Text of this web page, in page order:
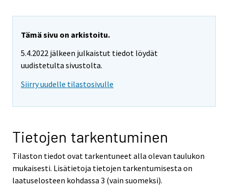
Tämä sivu on arkistoitu.
5.4.2022 jälkeen julkaistut tiedot löydät
uudistetulta sivustolta.
Siirry uudelle tilastosivulle
Tietojen tarkentuminen
Tilaston tiedot ovat tarkentuneet alla olevan taulukon
mukaisesti. Lisätietoja tietojen tarkentumisesta on
laatuselosteen kohdassa 3 (vain suomeksi).